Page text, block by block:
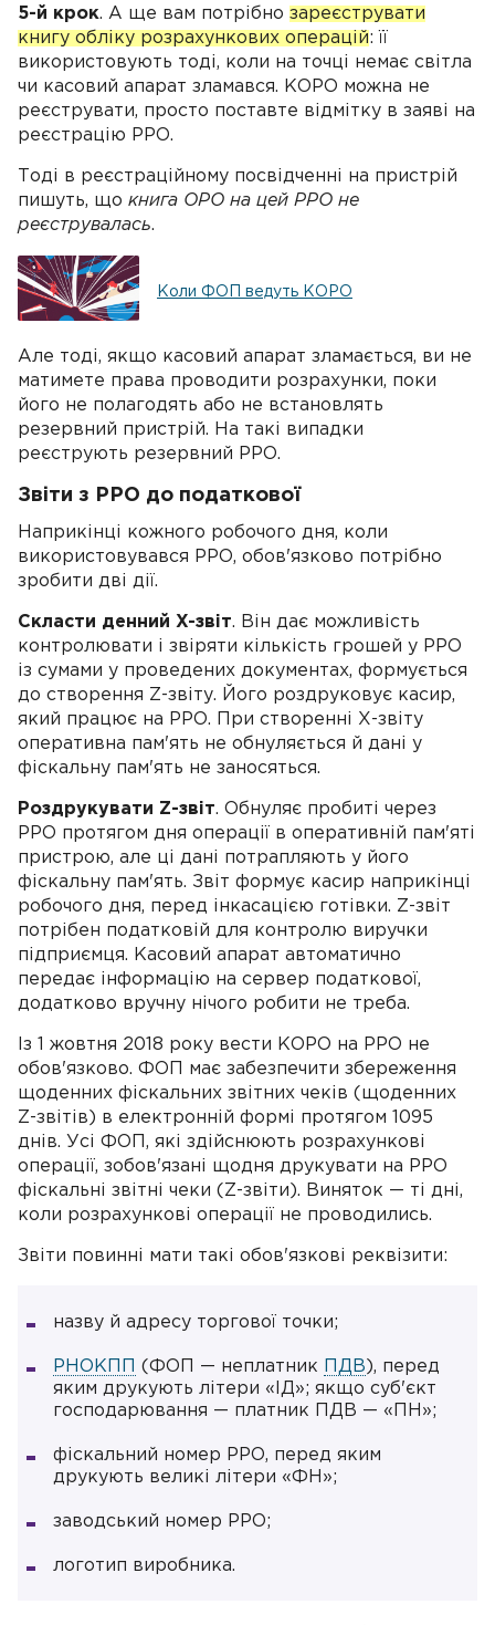
5-й крок. А ще вам потрібно зареєструвати
книгу обліку розрахункових операцій: її
використовують тоді, коли на точці немає світла
чи касовий апарат зламався. КОРО можна не
реєструвати, просто поставте відмітку в заяві на
реєстрацію РРО.
Тоді в реєстраційному посвідченні на пристрій
пишуть, що книга ОРО на цей РРО не
реєструвалась.
Коли ФОП ведуть КОРО
Але тоді, якщо касовий апарат зламається, ви не
матимете права проводити розрахунки, поки
його не полагодять або не встановлять
резервний пристрій. На такі випадки
реєструють резервний РРО.
Звіти з РРО до податкової
Наприкінці кожного робочого дня, коли
використовувався РРО, обов'язково потрібно
зробити дві дії.
Скласти денний X-звіт. Він дає можливість
контролювати і звіряти кількість грошей у РРО
із сумами у проведених документах, формується
до створення Z-звіту. Його роздруковує касир,
який працює на РРО. При створенні Х-звіту
оперативна пам'ять не обнуляється й дані у
фіскальну пам'ять не заносяться.
Роздрукувати Z-звіт. Обнуляє пробиті через
РРО протягом дня операції в оперативній пам'яті
пристрою, але ці дані потрапляють у його
фіскальну пам'ять. Звіт формує касир наприкінці
робочого дня, перед інкасацією готівки. Z-звіт
потрібен податковій для контролю виручки
підприємця. Касовий апарат автоматично
передає інформацію на сервер податкової,
додатково вручну нічого робити не треба.
Із 1 жовтня 2018 року вести КОРО на РРО не
обов'язково. ФОП має забезпечити збереження
щоденних фіскальних звітних чеків (щоденних
Z-звітів) в електронній формі протягом 1095
днів. Усі ФОП, які здійснюють розрахункові
операції, зобов'язані щодня друкувати на РРО
фіскальні звітні чеки (Z-звіти). Виняток — ті дні,
коли розрахункові операції не проводились.
Звіти повинні мати такі обов'язкові реквізити:
назву й адресу торгової точки;
РНОКПП (ФОП — неплатник ПДВ ), перед
яким друкують літери «ІД»; якщо суб'єкт
господарювання — платник ПДВ — «ПН»;
фіскальний номер РРО, перед яким
друкують великі літери «ФН»;
заводський номер РРО;
логотип виробника.